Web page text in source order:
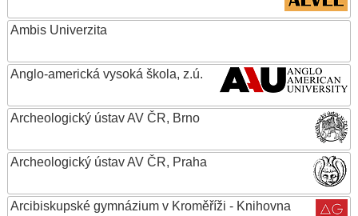
Ambis Univerzita
Anglo-americká vysoká škola, z.ú.
Archeologický ústav AV ČR, Brno
Archeologický ústav AV ČR, Praha
Arcibiskupské gymnázium v Kroměříži - Knihovna